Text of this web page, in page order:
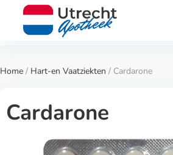
Home / Hart-en Vaatziekten / Cardarone
Cardarone